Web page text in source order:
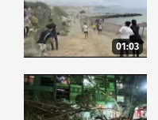
01:03